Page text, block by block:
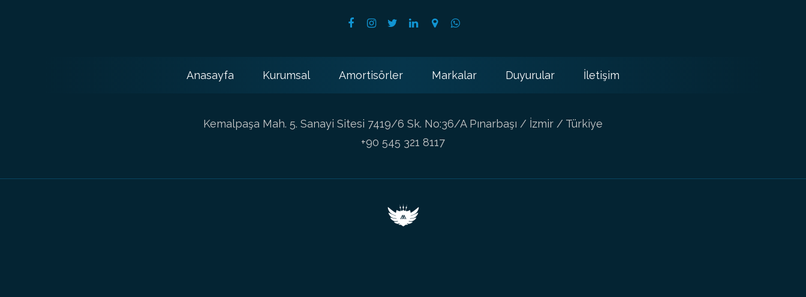
Anasayfa Kurumsal Amortisörler Markalar Duyurular İletişim
Kemalpaşa Mah. 5. Sanayi Sitesi 7419/6 Sk. No:36/A Pınarbaşı / İzmir / Türkiye
+90 545 321 8117